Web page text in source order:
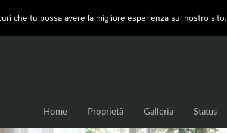
Home Proprietà Galleria Status
che tu possa avere la migliore esperienza sul nostro sito.